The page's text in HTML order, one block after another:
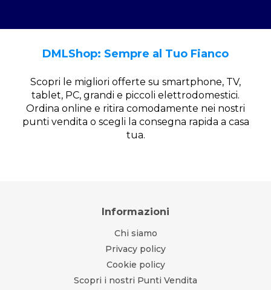
DMLShop: Sempre al Tuo Fianco
Scopri le migliori offerte su smartphone, TV,
tablet, PC, grandi e piccoli elettrodomestici.
Ordina online e ritira comodamente nei nostri
punti vendita o scegli la consegna rapida a casa
tua.
Informazioni
Chi siamo
Privacy policy
Cookie policy
Scopri i nostri Punti Vendita